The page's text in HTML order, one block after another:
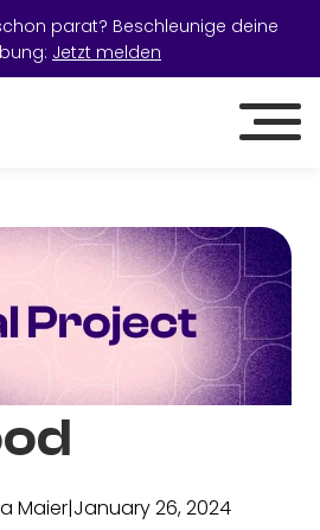
parat? Beschleunige deine
Jetzt melden
Maier|January 26, 2024